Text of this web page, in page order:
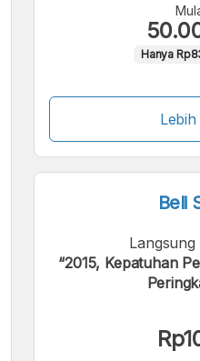
Hanya
Beli
“2015, Kepatuhan
Kami menerima